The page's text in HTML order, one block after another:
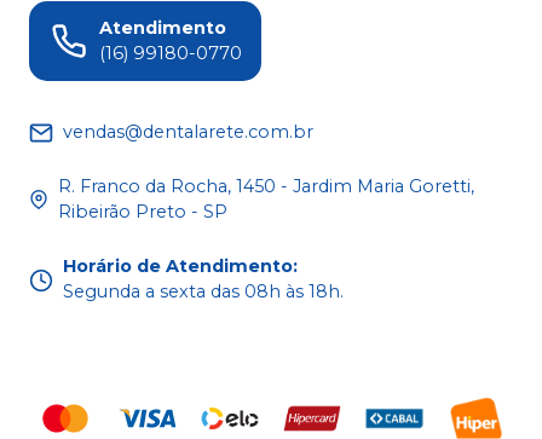
Atendimento
(16) 99180-0770
vendas@dentalarete.com.br
R. Franco da Rocha, 1450 - Jardim Maria Goretti,
Ribeirão Preto - SP
Horário de Atendimento:
Segunda a sexta das 08h às 18h.